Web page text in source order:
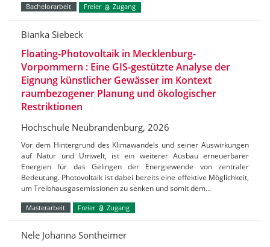
Bachelorarbeit Freier Zugang
Bianka Siebeck
Floating-Photovoltaik in Mecklenburg-
Vorpommern : Eine GIS-gestützte Analyse der
Eignung künstlicher Gewässer im Kontext
raumbezogener Planung und ökologischer
Restriktionen
Hochschule Neubrandenburg, 2026
Vor dem Hintergrund des Klimawandels und seiner Auswirkungen
auf Natur und Umwelt, ist ein weiterer Ausbau erneuerbarer
Energien für das Gelingen der Energiewende von zentraler
Bedeutung. Photovoltaik ist dabei bereits eine effektive Möglichkeit,
um Treibhausgasemissionen zu senken und somit dem…
Masterarbeit Freier Zugang
Nele Johanna Sontheimer